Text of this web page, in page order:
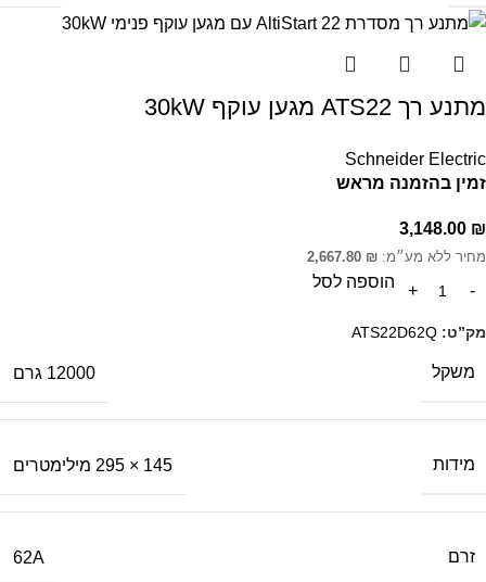
מתנע רך ATS22 מגען עוקף 30kW
Schneider Electric
זמין בהזמנה מראש
3,148.00 ₪
מחיר ללא מע״מ: 2,667.80 ₪
הוספה לסל
מק”ט: ATS22D62Q
משקל 12000 גרם
מידות 145 × 295 מילימטרים
זרם 62A